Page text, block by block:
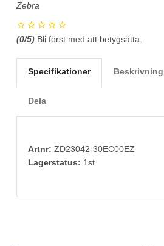
Zebra
(0/5) Bli först med att betygsätta.
Specifikationer Beskrivning
Dela
Artnr: ZD23042-30EC00EZ
Lagerstatus: 1st